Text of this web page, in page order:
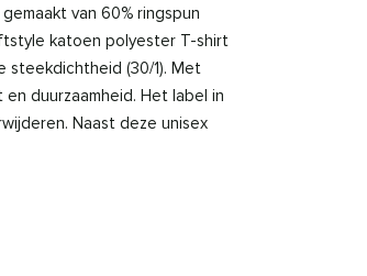
van 60% ringspun
katoen polyester T-shirt
(30/1). Met
duurzaamheid. Het label in
Naast deze unisex